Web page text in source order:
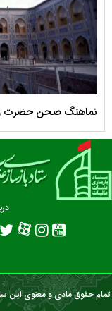
نماهنگ صحن حضرت
تمام حقوق مادی و معنوی این